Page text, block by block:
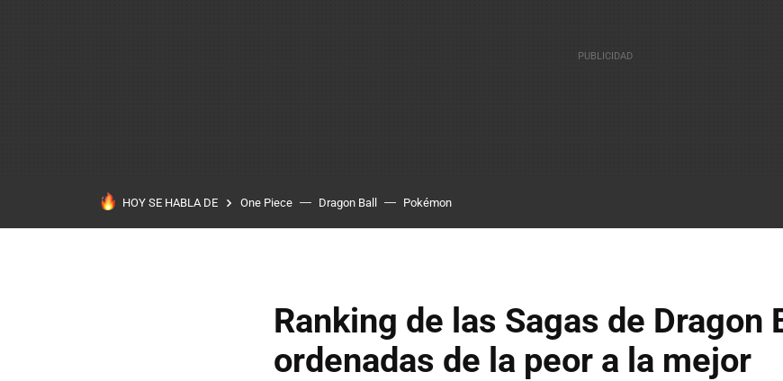
HOY SE HABLA DE One Piece Dragon Ball Pokémon
Ranking de las Sagas de Dragon
ordenadas de la peor a la mejor